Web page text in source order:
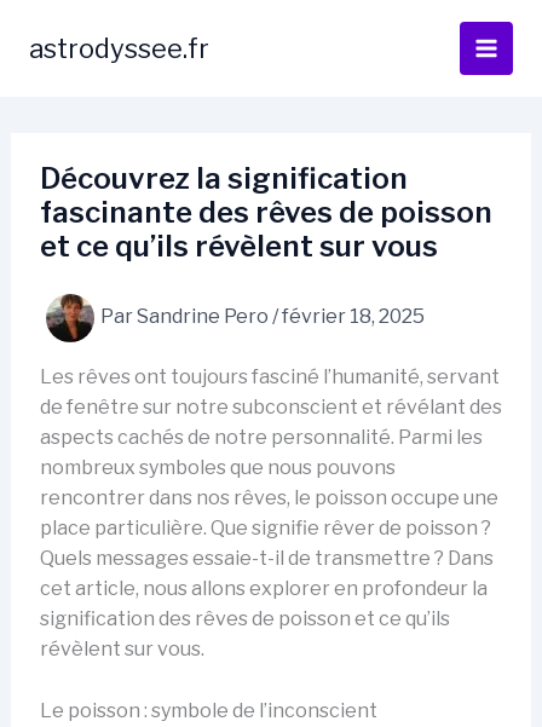
astrodyssee.fr
Découvrez la signification
fascinante des rêves de poisson
et ce qu’ils révèlent sur vous
ParSandrine Pero /février 18, 2025
Les rêves ont toujours fasciné l’humanité, servant
de fenêtre sur notre subconscient et révélant des
aspects cachés de notre personnalité. Parmi les
nombreux symboles que nous pouvons
rencontrer dans nos rêves, le poisson occupe une
place particulière. Que signifie rêver de poisson ?
Quels messages essaie-t-il de transmettre ? Dans
cet article, nous allons explorer en profondeur la
signification des rêves de poisson et ce qu’ils
révèlent sur vous.
Le poisson : symbole de l’inconscient